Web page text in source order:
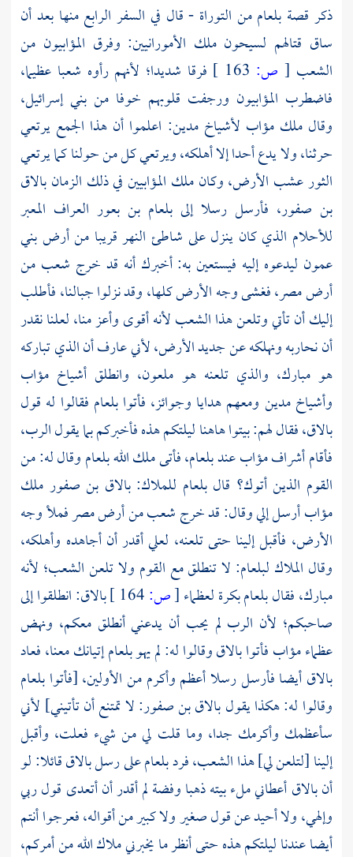
ذكر قصة بلعام من التوراة - قال في السفر الرابع منها بعد أن
ساق قتالهم لسيحون ملك الأمورانيين: وفرق المؤابيون من
الشعب [ ص:
فرقا شديدا؛ لأنهم رأوه شعبا عظيما،
فاضطرب المؤابيون ورجفت قلوبهم خوفا من بني إسرائيل،
وقال ملك مؤاب لأشياخمدين: اعلموا أن هذا الجمع يرتعي
حرثنا، ولا يدع أحدا إلا أهلكه، ويرتعي كل من حولنا كما يرتعي
الثور عشب الأرض، وكان ملك المؤابيين في ذلك الزمان بالاق
بن صفور، فأرسل رسلا إلى بلعام بن بعور العراف المعبر
للأحلام الذي كان ينزل على شاطئ النهر قريبا من أرض بني
عمون ليدعوه إليه فيستعين به: أخبرك أنه قد خرج شعب من
أرضمصر،فغشى وجه الأرض كلها، وقد نزلوا جبالنا، فأطلب
إليك أن تأتي وتلعن هذا الشعب لأنه أقوى وأعز منا، لعلنا نقدر
أن نحاربه ونهلكه عن جديد الأرض، لأني عارف أن الذي تباركه
هو مبارك، والذي تلعنه هو ملعون، وانطلق أشياخ مؤاب
وأشياخمدين ومعهم هدايا وجوائز، فأتوابلعام فقالوا له قول
بالاق، فقال لهم: بيتوا هاهنا ليلتكم هذه فأخبركم بما يقول الرب،
فأقام أشراف مؤاب عندبلعام،فأتى ملك اللهبلعاموقال له: من
القوم الذين أتوك؟ قالبلعام للملاك: بالاق بن صفور ملك
مؤاب أرسل إلي وقال: قد خرج شعب من أرضمصرفملأ وجه
الأرض، فأقبل إلينا حتى تلعنه، لعلي أقدر أن أجاهده وأهلكه،
وقال الملاك لبلعام: لا تنطلق مع القوم ولا تلعن الشعب؛ لأنه
مبارك، فقالبلعامبكرة لعظماء[ص:
بالاق: انطلقوا إلى
صاحبكم؛ لأن الرب لم يحب أن يدعني أنطلق معكم، ونهض
عظماء مؤاب فأتوا بالاق وقالوا له: لم يهو بلعام إتيانك معنا، فعاد
بالاق أيضا فأرسل رسلا أعظم وأكرم من الأولين، [فأتوا بلعام
وقالوا له: هكذا يقول بالاق بن صفور: لا تمتنع أن تأتيني] لأني
سأعظمك وأكرمك جدا، وما قلت لي من شيء فعلت، وأقبل
إلينا [لتلعن لي] هذا الشعب، فرد بلعام على رسل بالاق قائلا: لو
أن بالاق أعطاني ملء بيته ذهبا وفضة لم أقدر أن أتعدى قول ربي
وإلهي، ولا أحيد عن قول صغير ولا كبير من أقواله، فعرجوا أنتم
أيضا عندنا ليلتكم هذه حتى أنظر ما يخبرني ملاك الله من أمركم،